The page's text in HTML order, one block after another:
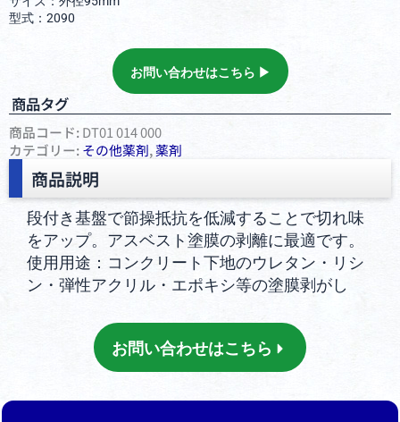
型式：2090
お問い合わせはこちら ▶︎
商品タグ
商品コード:DT01 014 000
カテゴリー:その他薬剤,薬剤
商品説明
段付き基盤で節操抵抗を低減することで切れ味
をアップ。アスベスト塗膜の剥離に最適です。
使用用途：コンクリート下地のウレタン・リシ
ン・弾性アクリル・エポキシ等の塗膜剥がし
お問い合わせはこちら